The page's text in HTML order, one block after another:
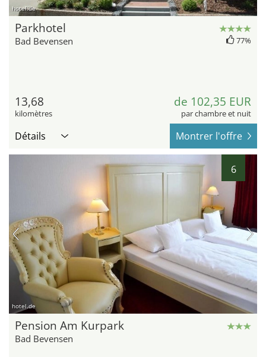
hotel.de
Parkhotel
Bad Bevensen 77%
13,68
kilomètres
de 102,35 EUR
par chambre et nuit
Détails Montrer l'offre
6
hotel.de
Pension Am Kurpark
Bad Bevensen